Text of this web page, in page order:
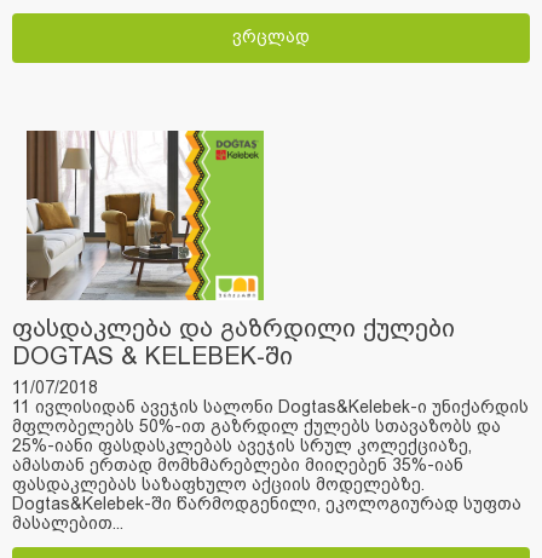
ვრცლად
ფასდაკლება და გაზრდილი ქულები
DOGTAS & KELEBEK-ში
11/07/2018
11 ივლისიდან ავეჯის სალონი Dogtas&Kelebek-ი უნიქარდის
მფლობელებს 50%-ით გაზრდილ ქულებს სთავაზობს და
25%-იანი ფასდასკლებას ავეჯის სრულ კოლექციაზე,
ამასთან ერთად მომხმარებლები მიიღებენ 35%-იან
ფასდაკლებას საზაფხულო აქციის მოდელებზე.
Dogtas&Kelebek-ში წარმოდგენილი, ეკოლოგიურად სუფთა
მასალებით...